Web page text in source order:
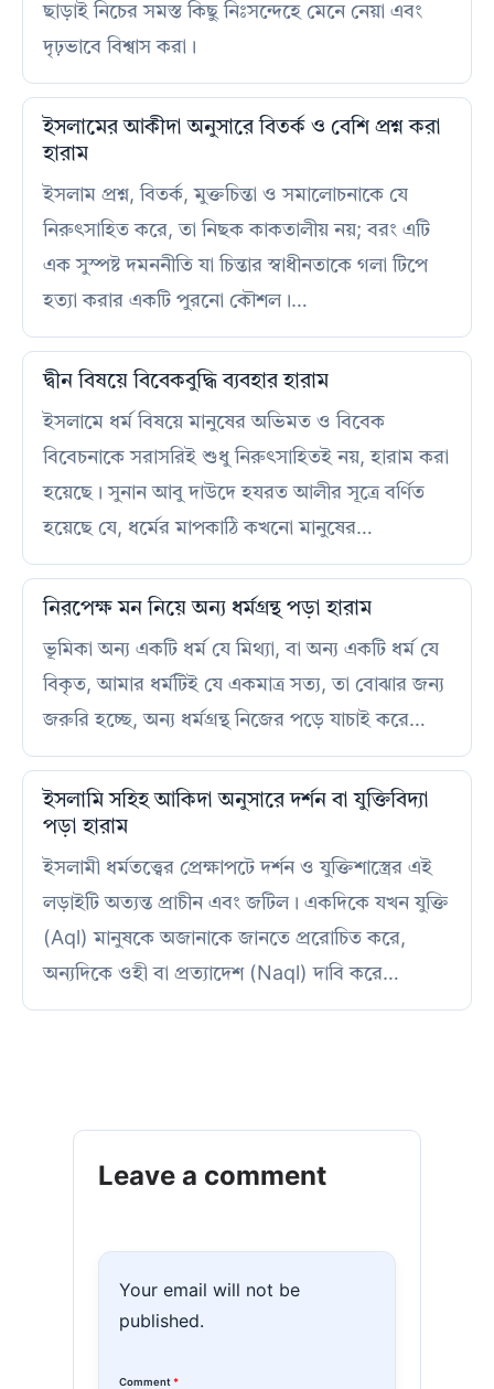
ছাড়াই নিচের সমস্ত কিছু নিঃসন্দেহে মেনে নেয়া এবং
দৃঢ়ভাবে বিশ্বাস করা।
ইসলামের আকীদা অনুসারে বিতর্ক ও বেশি প্রশ্ন করা
হারাম
ইসলাম প্রশ্ন, বিতর্ক, মুক্তচিন্তা ও সমালোচনাকে যে
নিরুৎসাহিত করে, তা নিছক কাকতালীয় নয়; বরং এটি
এক সুস্পষ্ট দমননীতি যা চিন্তার স্বাধীনতাকে গলা টিপে
হত্যা করার একটি পুরনো কৌশল।…
দ্বীন বিষয়ে বিবেকবুদ্ধি ব্যবহার হারাম
ইসলামে ধর্ম বিষয়ে মানুষের অভিমত ও বিবেক
বিবেচনাকে সরাসরিই শুধু নিরুৎসাহিতই নয়, হারাম করা
হয়েছে। সুনান আবু দাউদে হযরত আলীর সূত্রে বর্ণিত
হয়েছে যে, ধর্মের মাপকাঠি কখনো মানুষের…
নিরপেক্ষ মন নিয়ে অন্য ধর্মগ্রন্থ পড়া হারাম
ভূমিকা অন্য একটি ধর্ম যে মিথ্যা, বা অন্য একটি ধর্ম যে
বিকৃত, আমার ধর্মটিই যে একমাত্র সত্য, তা বোঝার জন্য
জরুরি হচ্ছে, অন্য ধর্মগ্রন্থ নিজের পড়ে যাচাই করে…
ইসলামি সহিহ আকিদা অনুসারে দর্শন বা যুক্তিবিদ্যা
পড়া হারাম
ইসলামী ধর্মতত্ত্বের প্রেক্ষাপটে দর্শন ও যুক্তিশাস্ত্রের এই
লড়াইটি অত্যন্ত প্রাচীন এবং জটিল। একদিকে যখন যুক্তি
(Aql) মানুষকে অজানাকে জানতে প্ররোচিত করে,
অন্যদিকে ওহী বা প্রত্যাদেশ (Naql) দাবি করে…
Leave a comment
Your email will not be
published.
Comment *